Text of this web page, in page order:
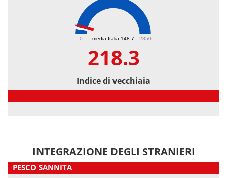
media Italia 148.7
0 2850
218.3
Indice di vecchiaia
INTEGRAZIONE DEGLI STRANIERI
PESCO SANNITA